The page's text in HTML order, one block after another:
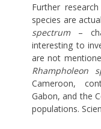
Further
species are
spectrum–
interesting to
are not
Rhampholeon
Cameroon,
Gabon, and the
populations.